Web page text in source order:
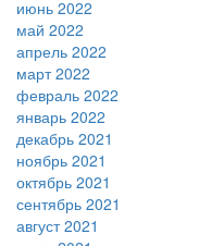
июнь 2022
май 2022
апрель 2022
март 2022
февраль 2022
январь 2022
декабрь 2021
ноябрь 2021
октябрь 2021
сентябрь 2021
август 2021